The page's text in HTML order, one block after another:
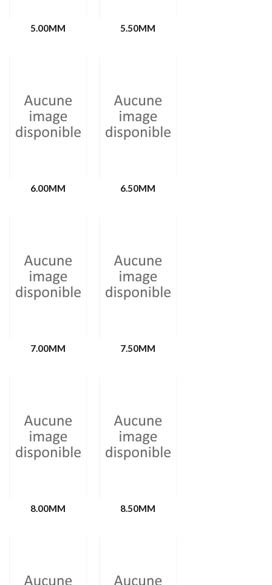
5.00MM 5.50MM
6.00MM 6.50MM
7.00MM 7.50MM
8.00MM 8.50MM